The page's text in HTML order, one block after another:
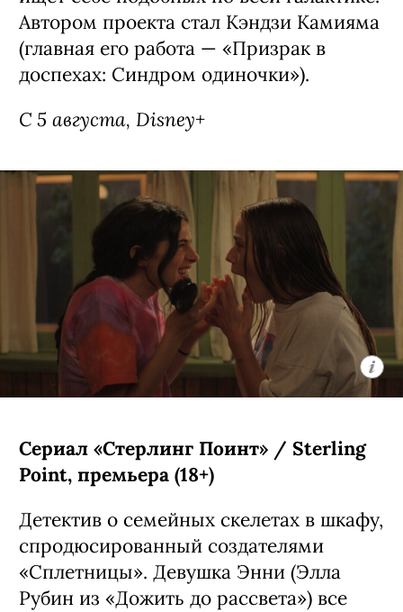
Сериал «Звездные войны: Видения —
Девятый джедай» / Star Wars: Visions
Presents - The Ninth Jedi, премьера
Аниме-сериал, основанный на первом
эпизоде антологии «Звездные войны:
Видения» — история строится вокруг
юной девушки-джедая Кары, которая
ищет себе подобных по всей галактике.
Автором проекта стал Кэндзи Камияма
(главная его работа — «Призрак в
доспехах: Синдром одиночки»).